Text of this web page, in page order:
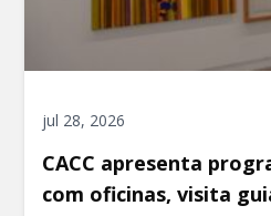
jul 28, 2026
CACC apresenta
com oficinas, visita